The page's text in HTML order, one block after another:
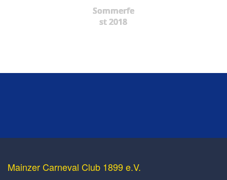
Sommerfe
st 2018
Mainzer Carneval Club 1899 e.V.